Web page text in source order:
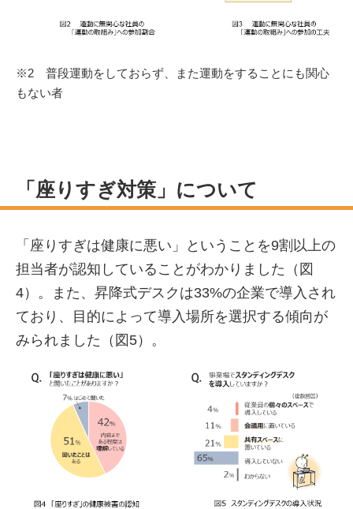
※2 普段運動をしておらず、また運動をすることにも関心
もない者
「座りすぎ対策」について
「座りすぎは健康に悪い」ということを9割以上の
担当者が認知していることがわかりました（図
4）。また、昇降式デスクは33%の企業で導入され
ており、目的によって導入場所を選択する傾向が
みられました（図5）。